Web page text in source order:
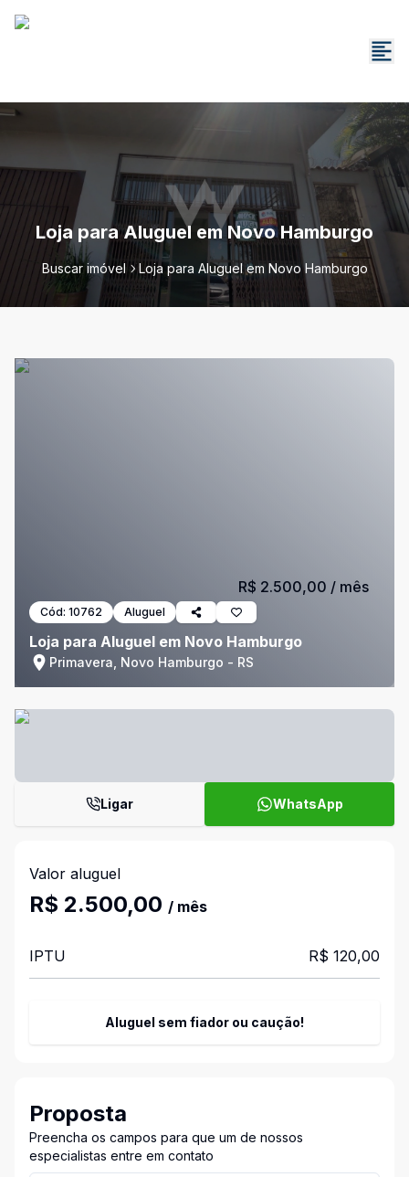
Loja para Aluguel em Novo Hamburgo
Buscar imóvel Loja para Aluguel em Novo Hamburgo
Cód: 10762 Aluguel
Loja para Aluguel em Novo Hamburgo
Primavera, Novo Hamburgo - RS
R$ 2.500,00 / mês
Ligar WhatsApp
Valor aluguel
R$ 2.500,00 / mês
IPTU R$ 120,00
Aluguel sem fiador ou caução!
Proposta
Preencha os campos para que um de nossos
especialistas entre em contato